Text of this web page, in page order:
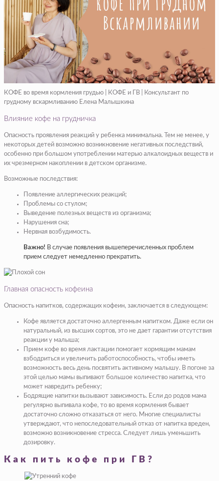
КОФЕ во время кормления грудью | КОФЕ и ГВ | Консультант по
грудному вскармливанию Елена Малышкина
Влияние кофе на грудничка
Опасность проявления реакций у ребенка минимальна. Тем не менее, у
некоторых детей возможно возникновение негативных последствий,
особенно при большом употреблении матерью алкалоидных веществ и
их чрезмерном накоплении в детском организме.
Возможные последствия:
Появление аллергических реакций;
Проблемы со стулом;
Выведение полезных веществ из организма;
Нарушения сна;
Нервная возбудимость.
Важно! В случае появления вышеперечисленных проблем
прием следует немедленно прекратить.
Главная опасность кофеина
Опасность напитков, содержащих кофеин, заключается в следующем:
Кофе является достаточно аллергенным напитком. Даже если он
натуральный, из высших сортов, это не дает гарантии отсутствия
реакции у малыша;
Прием кофе во время лактации помогает кормящим мамам
взбодриться и увеличить работоспособность, чтобы иметь
возможность весь день посвятить активному малышу. В погоне за
этой целью мамы выпивают большое количество напитка, что
может навредить ребенку;
Бодрящие напитки вызывают зависимость. Если до родов мама
регулярно выпивала кофе, то во время кормления бывает
достаточно сложно отказаться от него. Многие специалисты
утверждают, что непоследовательный отказ от напитка вреден,
возможно возникновение стресса. Следует лишь уменьшить
дозировку.
Как пить кофе при ГВ?